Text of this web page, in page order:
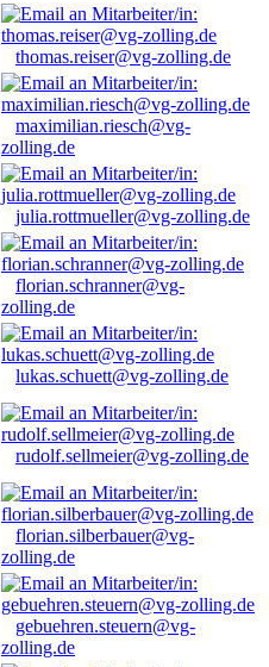
thomas.reiser@vg-zolling.de
maximilian.riesch@vg-
zolling.de
julia.rottmueller@vg-zolling.de
florian.schranner@vg-
zolling.de
lukas.schuett@vg-zolling.de
rudolf.sellmeier@vg-zolling.de
florian.silberbauer@vg-
zolling.de
gebuehren.steuern@vg-
zolling.de